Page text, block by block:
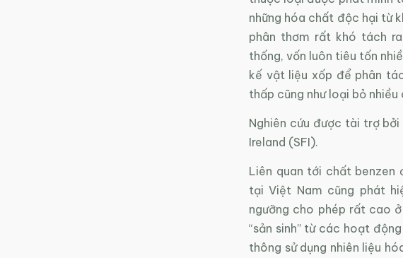
những hóa chất độc hại từ
phân thơm rất khó tách
thống, vốn luôn tiêu tốn
kế vật liệu xốp để phân
thấp cũng như loại bỏ
Nghiên cứu được tài trợ bởi
Ireland (SFI).
Liên quan tới chất benzen
tại Việt Nam cũng phát
ngưỡng cho phép rất cao
“sản sinh” từ các hoạt
thông sử dụng nhiên liệu